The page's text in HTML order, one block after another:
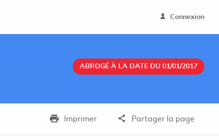
Connexion
ABROGÉ À LA DATE DU 01/01/2017
Imprimer Partager la page